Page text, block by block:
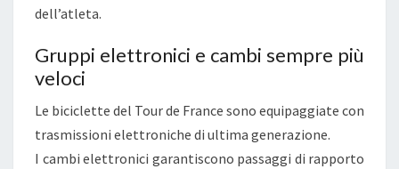
N
dell’atleta.
Gruppi elettronici e cambi sempre più
veloci
Le biciclette del Tour de France sono equipaggiate con
trasmissioni elettroniche di ultima generazione.
I cambi elettronici garantiscono passaggi di rapporto